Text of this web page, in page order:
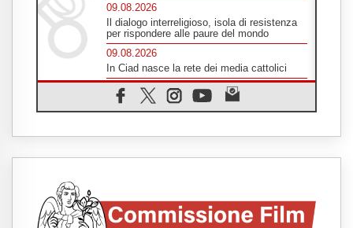
09.08.2026
Il dialogo interreligioso, isola di resistenza
per rispondere alle paure del mondo
09.08.2026
In Ciad nasce la rete dei media cattolici
08.08.2026
Pozzuoli, la Chiesa in prima linea: una
Messa tra i detriti e aiuti per gli sfollati
Madre del Buon Consiglio di Genazzano
vittoria dell'amore sulla morte
08.08.2026